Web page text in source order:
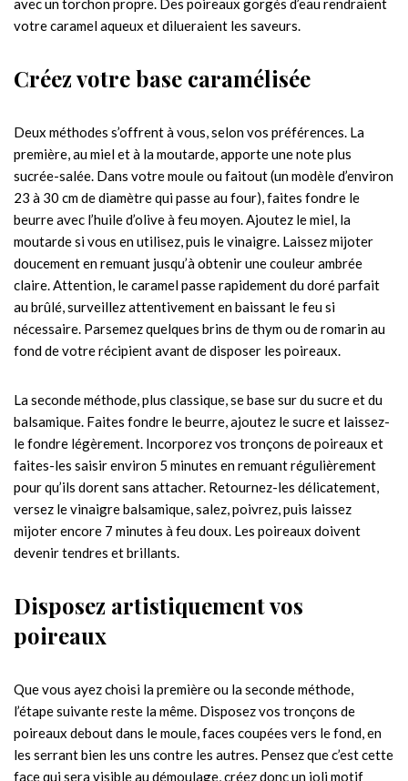
avec un torchon propre. Des poireaux gorgés d’eau rendraient
votre caramel aqueux et dilueraient les saveurs.
Créez votre base caramélisée
Deux méthodes s’offrent à vous, selon vos préférences. La
première, au miel et à la moutarde, apporte une note plus
sucrée-salée. Dans votre moule ou faitout (un modèle d’environ
23 à 30 cm de diamètre qui passe au four), faites fondre le
beurre avec l’huile d’olive à feu moyen. Ajoutez le miel, la
moutarde si vous en utilisez, puis le vinaigre. Laissez mijoter
doucement en remuant jusqu’à obtenir une couleur ambrée
claire. Attention, le caramel passe rapidement du doré parfait
au brûlé, surveillez attentivement en baissant le feu si
nécessaire. Parsemez quelques brins de thym ou de romarin au
fond de votre récipient avant de disposer les poireaux.
La seconde méthode, plus classique, se base sur du sucre et du
balsamique. Faites fondre le beurre, ajoutez le sucre et laissez-
le fondre légèrement. Incorporez vos tronçons de poireaux et
faites-les saisir environ 5 minutes en remuant régulièrement
pour qu’ils dorent sans attacher. Retournez-les délicatement,
versez le vinaigre balsamique, salez, poivrez, puis laissez
mijoter encore 7 minutes à feu doux. Les poireaux doivent
devenir tendres et brillants.
Disposez artistiquement vos
poireaux
Que vous ayez choisi la première ou la seconde méthode,
l’étape suivante reste la même. Disposez vos tronçons de
poireaux debout dans le moule, faces coupées vers le fond, en
les serrant bien les uns contre les autres. Pensez que c’est cette
face qui sera visible au démoulage, créez donc un joli motif